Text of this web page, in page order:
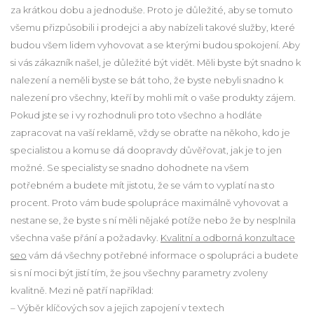
za krátkou dobu a jednoduše. Proto je důležité, aby se tomuto
všemu přizpůsobili i prodejci a aby nabízeli takové služby, které
budou všem lidem vyhovovat a se kterými budou spokojení. Aby
si vás zákazník našel, je důležité být vidět. Měli byste být snadno k
nalezení a neměli byste se bát toho, že byste nebyli snadno k
nalezení pro všechny, kteří by mohli mít o vaše produkty zájem.
Pokud jste se i vy rozhodnuli pro toto všechno a hodláte
zapracovat na vaší reklamě, vždy se obraťte na někoho, kdo je
specialistou a komu se dá doopravdy důvěřovat, jak je to jen
možné. Se specialisty se snadno dohodnete na všem
potřebném a budete mít jistotu, že se vám to vyplatí na sto
procent. Proto vám bude spolupráce maximálně vyhovovat a
nestane se, že byste s ní měli nějaké potíže nebo že by nesplnila
všechna vaše přání a požadavky. Kvalitní a odborná konzultace
seo vám dá všechny potřebné informace o spolupráci a budete
si s ní moci být jistí tím, že jsou všechny parametry zvoleny
kvalitně. Mezi ně patří například:
– Výběr klíčových sov a jejich zapojení v textech